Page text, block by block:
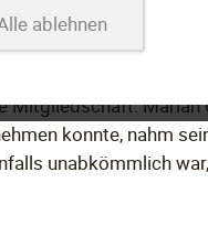
ablehnen
Hans-
Jubiläum feiern:
Marian
konnte, nahm
unabkömmlich